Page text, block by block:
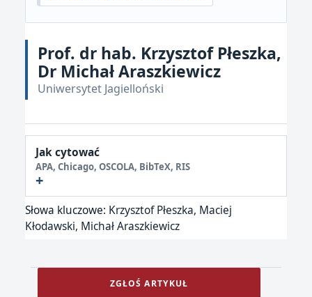
Prof. dr hab. Krzysztof Płeszka,
Dr Michał Araszkiewicz
Uniwersytet Jagielloński
Jak cytować
APA, Chicago, OSCOLA, BibTeX, RIS
Słowa kluczowe: Krzysztof Płeszka, Maciej
Kłodawski, Michał Araszkiewicz
ZGŁOŚ ARTYKUŁ